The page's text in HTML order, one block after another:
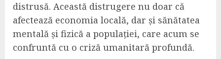
distrusă. Această distrugere nu doar că
afectează economia locală, dar și sănătatea
mentală și fizică a populației, care acum se
confruntă cu o criză umanitară profundă.